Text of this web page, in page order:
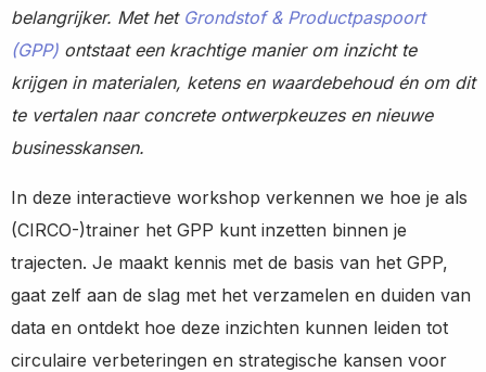
belangrijker. Met het Grondstof & Productpaspoort
(GPP) ontstaat een krachtige manier om inzicht te
krijgen in materialen, ketens en waardebehoud én om dit
te vertalen naar concrete ontwerpkeuzes en nieuwe
businesskansen.
In deze interactieve workshop verkennen we hoe je als
(CIRCO-)trainer het GPP kunt inzetten binnen je
trajecten. Je maakt kennis met de basis van het GPP,
gaat zelf aan de slag met het verzamelen en duiden van
data en ontdekt hoe deze inzichten kunnen leiden tot
circulaire verbeteringen en strategische kansen voor